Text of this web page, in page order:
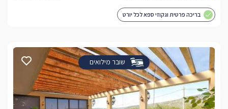
בריכה פרטית וגקוזי ספא לכל יורט
שובר מילואים